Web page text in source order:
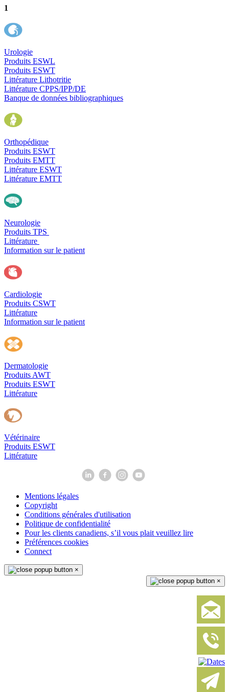
1
Urologie
Produits ESWL
Produits ESWT
Littérature Lithotritie
Littérature CPPS/IPP/DE
Banque de données bibliographiques
Orthopédique
Produits ESWT
Produits EMTT
Littérature ESWT
Littérature EMTT
Neurologie
Produits TPS
Littérature
Information sur le patient
Cardiologie
Produits CSWT
Littérature
Information sur le patient
Dermatologie
Produits AWT
Produits ESWT
Littérature
Vétérinaire
Produits ESWT
Littérature
Mentions légales
Copyright
Conditions générales d'utilisation
Politique de confidentialité
Pour les clients canadiens, s’il vous plait veuillez lire
Préférences cookies
Connect
×
×